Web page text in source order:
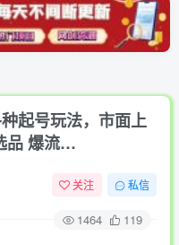
起号玩法，市面上
品 爆流…
关注 私信
1464 119